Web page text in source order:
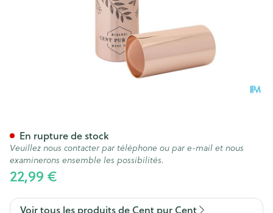
22,99 €
En rupture de stock
Veuillez nous contacter par téléphone ou par e-mail et nous
examinerons ensemble les possibilités.
Voir tous les produits de Cent pur Cent